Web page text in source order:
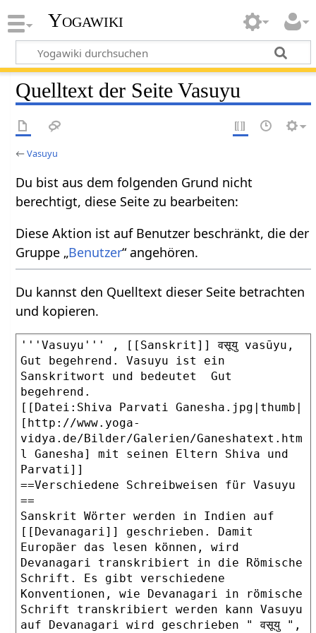
Yogawiki
Quelltext der Seite Vasuyu
←Vasuyu
Du bist aus dem folgenden Grund nicht
berechtigt, diese Seite zu bearbeiten:
Diese Aktion ist auf Benutzer beschränkt, die der
Gruppe „Benutzer“ angehören.
Du kannst den Quelltext dieser Seite betrachten
und kopieren.